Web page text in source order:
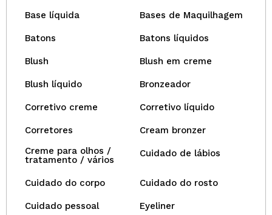
Base líquida Bases de Maquilhagem
Batons Batons líquidos
Blush Blush em creme
Blush líquido Bronzeador
Corretivo creme Corretivo líquido
Corretores
Cream bronzer
Creme para olhos /
tratamento / vários
Cuidado de lábios
Cuidado do corpo Cuidado do rosto
Cuidado pessoal Eyeliner